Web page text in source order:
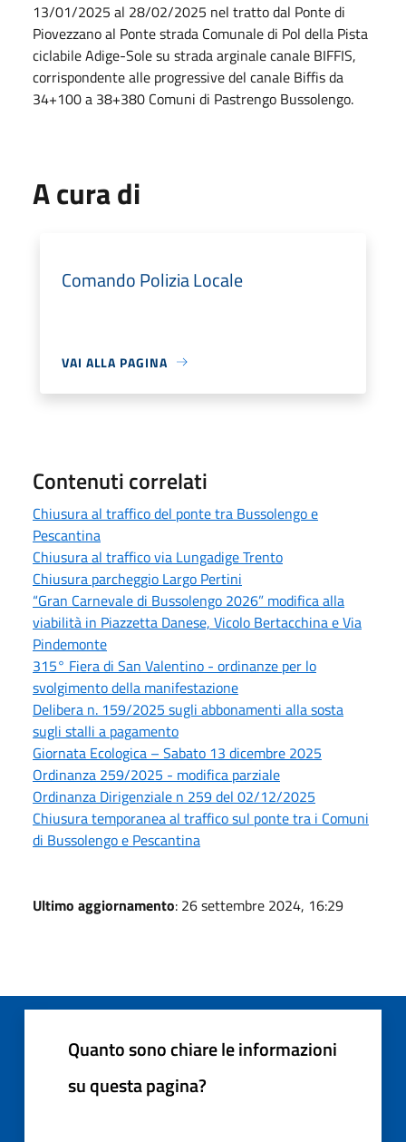
13/01/2025 al 28/02/2025 nel tratto dal Ponte di
Piovezzano al Ponte strada Comunale di Pol della Pista
ciclabile Adige-Sole su strada arginale canale BIFFIS,
corrispondente alle progressive del canale Biffis da
34+100 a 38+380 Comuni di Pastrengo Bussolengo.
A cura di
Comando Polizia Locale
VAI ALLA PAGINA
Contenuti correlati
Chiusura al traffico del ponte tra Bussolengo e
Pescantina
Chiusura al traffico via Lungadige Trento
Chiusura parcheggio Largo Pertini
“Gran Carnevale di Bussolengo 2026” modifica alla
viabilità in Piazzetta Danese, Vicolo Bertacchina e Via
Pindemonte
315° Fiera di San Valentino - ordinanze per lo
svolgimento della manifestazione
Delibera n. 159/2025 sugli abbonamenti alla sosta
sugli stalli a pagamento
Giornata Ecologica – Sabato 13 dicembre 2025
Ordinanza 259/2025 - modifica parziale
Ordinanza Dirigenziale n 259 del 02/12/2025
Chiusura temporanea al traffico sul ponte tra i Comuni
di Bussolengo e Pescantina
Ultimo aggiornamento: 26 settembre 2024, 16:29
Quanto sono chiare le informazioni
su questa pagina?